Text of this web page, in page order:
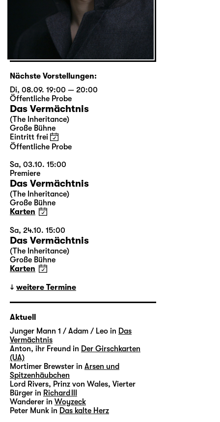
Nächste Vorstellungen:
Di, 08.09. 19:00 — 20:00
Öffentliche Probe
Das Vermächtnis
(The Inheritance)
Große Bühne
Eintritt frei
Öffentliche Probe
Sa, 03.10. 15:00
Premiere
Das Vermächtnis
(The Inheritance)
Große Bühne
Karten
Sa, 24.10. 15:00
Das Vermächtnis
(The Inheritance)
Große Bühne
Karten
weitere Termine
Aktuell
Junger Mann 1 / Adam / Leo in Das
Vermächtnis
Anton, ihr Freund in Der Girschkarten
(UA)
Mortimer Brewster in Arsen und
Spitzenhäubchen
Lord Rivers, Prinz von Wales, Vierter
Bürger in Richard III
Wanderer in Woyzeck
Peter Munk in Das kalte Herz